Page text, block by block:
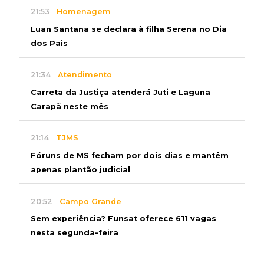
21:53 Homenagem
Luan Santana se declara à filha Serena no Dia
dos Pais
21:34 Atendimento
Carreta da Justiça atenderá Juti e Laguna
Carapã neste mês
21:14 TJMS
Fóruns de MS fecham por dois dias e mantêm
apenas plantão judicial
20:52 Campo Grande
Sem experiência? Funsat oferece 611 vagas
nesta segunda-feira